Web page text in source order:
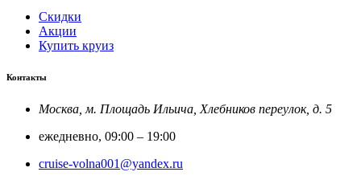
Скидки
Акции
Купить круиз
Контакты
Москва, м. Площадь Ильича, Хлебников переулок, д. 5
ежедневно, 09:00 – 19:00
cruise-volna001@yandex.ru